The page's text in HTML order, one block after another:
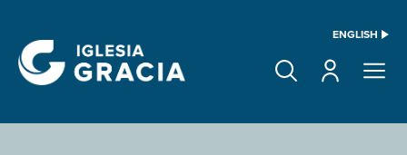
ENGLISH